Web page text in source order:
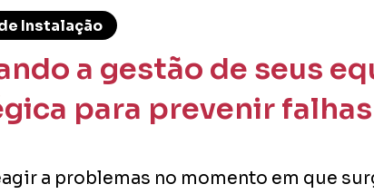
Instalação
a gestão de seus
para prevenir
a problemas no momento em que